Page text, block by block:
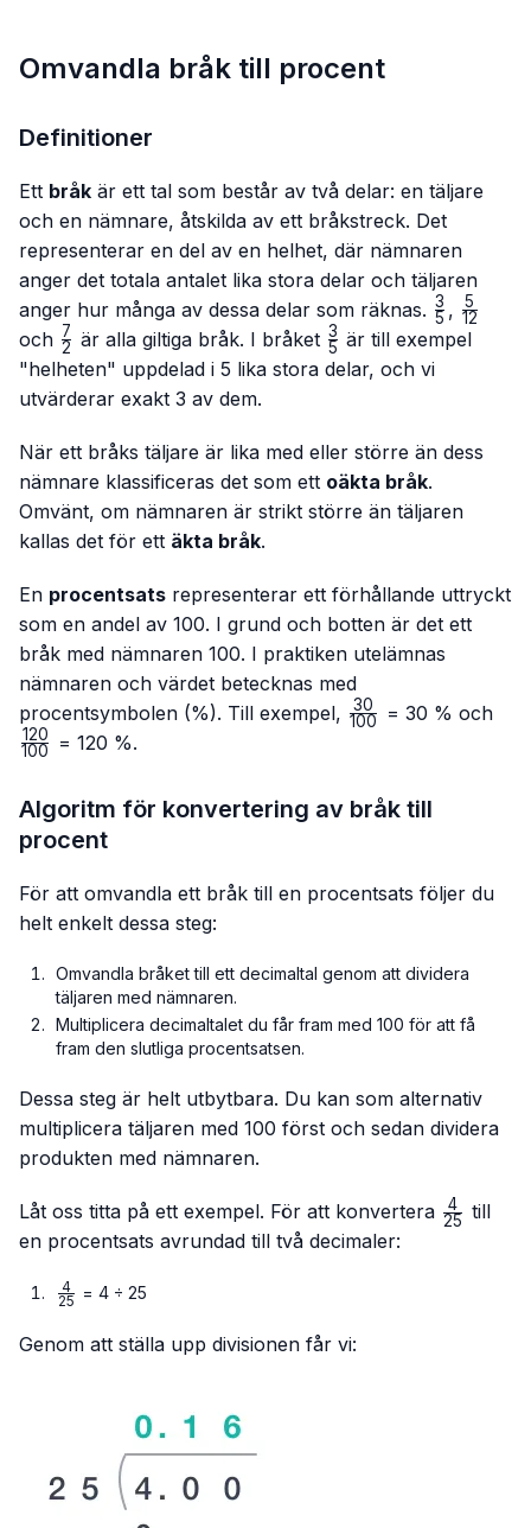
Omvandla bråk till procent
Definitioner
Ett bråk är ett tal som består av två delar: en täljare
och en nämnare, åtskilda av ett bråkstreck. Det
representerar en del av en helhet, där nämnaren
anger det totala antalet lika stora delar och täljaren
anger hur många av dessa delar som räknas. \frac{3}
{5}
5
3 ,
{12}
12
5
och \frac{7}
{2}
2
7 är alla giltiga bråk. I bråket \frac{3}
{5}
5
3 är till exempel
"helheten" uppdelad i 5 lika stora delar, och vi
utvärderar exakt 3 av dem.
När ett bråks täljare är lika med eller större än dess
nämnare klassificeras det som ett oäkta bråk.
Omvänt, om nämnaren är strikt större än täljaren
kallas det för ett äkta bråk.
En procentsats representerar ett förhållande uttryckt
som en andel av 100. I grund och botten är det ett
bråk med nämnaren 100. I praktiken utelämnas
nämnaren och värdet betecknas med
procentsymbolen (%). Till exempel, \frac{30}
100
30 = 30 % och
100
120 = 120 %.
Algoritm för konvertering av bråk till
procent
För att omvandla ett bråk till en procentsats följer du
helt enkelt dessa steg:
Omvandla bråket till ett decimaltal genom att dividera
täljaren med nämnaren.
Multiplicera decimaltalet du får fram med 100 för att få
fram den slutliga procentsatsen.
Dessa steg är helt utbytbara. Du kan som alternativ
multiplicera täljaren med 100 först och sedan dividera
produkten med nämnaren.
Låt oss titta på ett exempel. För att konvertera \frac{4}
25
4
till
en procentsats avrundad till två decimaler:
\frac{4}
25
4 = 4 ÷ 25
Genom att ställa upp divisionen får vi: